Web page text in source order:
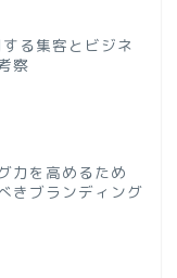
る集客とビジネ
察
力を高めるため
きブランディング